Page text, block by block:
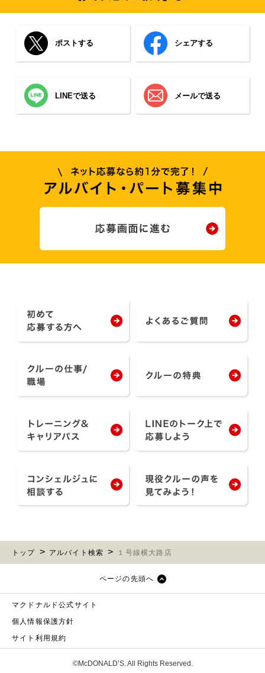
ポストする シェアする
LINEで送る メールで送る
トップ アルバイト検索 １号線横大路店
ページの先頭へ
マクドナルド公式サイト
個人情報保護方針
サイト利用規約
©McDONALD’S. All Rights Reserved.